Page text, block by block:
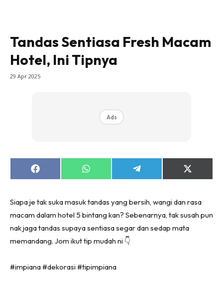
Interior Design
Make Over
Dapur
Ruang Tamu
Tandas Sentiasa Fresh Macam
Hotel, Ini Tipnya
29 Apr 2025
Ads
Share
on
Share
on
Share
on
Share
on
Siapa je tak suka masuk tandas yang bersih, wangi dan rasa
macam dalam hotel 5 bintang kan? Sebenarnya, tak susah pun
nak jaga tandas supaya sentiasa segar dan sedap mata
memandang. Jom ikut tip mudah ni 👇
#impiana #dekorasi #tipimpiana